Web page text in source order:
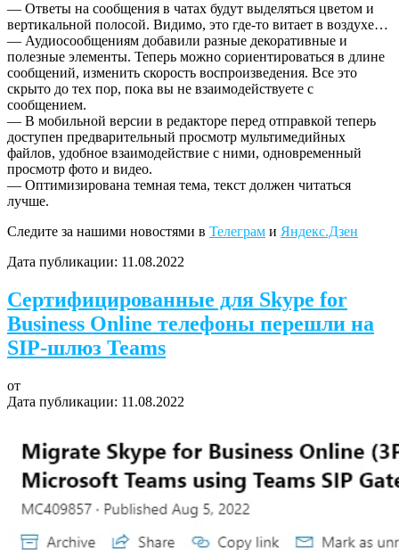
— Ответы на сообщения в чатах будут выделяться цветом и
вертикальной полосой. Видимо, это где-то витает в воздухе…
— Аудиосообщениям добавили разные декоративные и
полезные элементы. Теперь можно сориентироваться в длине
сообщений, изменить скорость воспроизведения. Все это
скрыто до тех пор, пока вы не взаимодействуете с
сообщением.
— В мобильной версии в редакторе перед отправкой теперь
доступен предварительный просмотр мультимедийных
файлов, удобное взаимодействие с ними, одновременный
просмотр фото и видео.
— Оптимизирована темная тема, текст должен читаться
лучше.
Следите за нашими новостями в Телеграм и Яндекс.Дзен
Дата публикации: 11.08.2022
Сертифицированные для Skype for
Business Online телефоны перешли на
SIP-шлюз Teams
от
Дата публикации: 11.08.2022